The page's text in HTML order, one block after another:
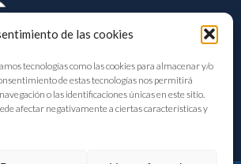
de las cookies
tecnologías como las cookies para almacenar y/o
de estas tecnologías nos permitirá
o las identificaciones únicas en este sitio.
afectar negativamente a ciertas características y